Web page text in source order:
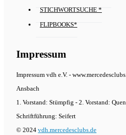
STICHWORTSUCHE *
FLIPBOOKS*
Impressum
Impressum vdh e.V. -
Ansbach
1. Vorstand: Stümpfig - 2. Vorstand:
Schriftführung: Seifert
© 2024 vdh.mercedesclubs.de